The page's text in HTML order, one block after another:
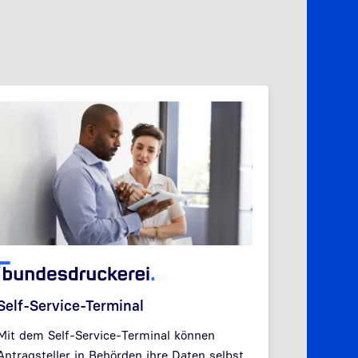
Service-Terminal
dem Self-Service-Terminal können